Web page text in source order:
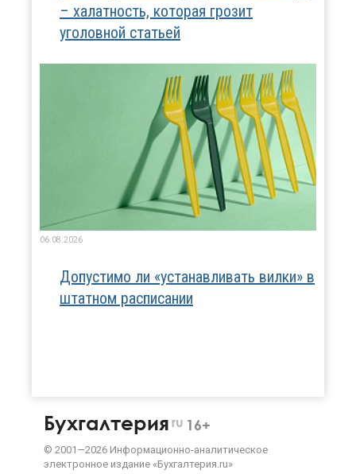
– халатность, которая грозит
уголовной статьей
06.08.2026
Допустимо ли «устанавливать вилки» в
штатном расписании
Бухгалтерия ru 16+
© 2001—2026 Информационно-аналитическое
электронное издание «Бухгалтерия.ru»